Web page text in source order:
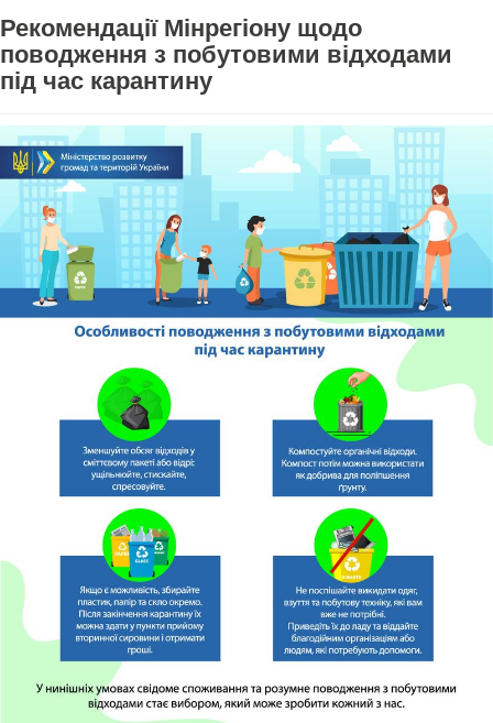
Рекомендації Мінрегіону щодо
поводження з побутовими відходами
під час карантину